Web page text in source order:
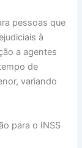
pessoas que
à
a agentes
de
variando
para o INSS